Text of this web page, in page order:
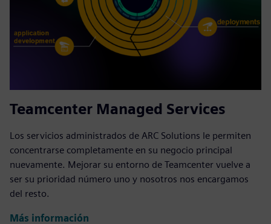
Teamcenter Managed Services
Los servicios administrados de ARC Solutions le permiten
concentrarse completamente en su negocio principal
nuevamente. Mejorar su entorno de Teamcenter vuelve a
ser su prioridad número uno y nosotros nos encargamos
del resto.
Más información